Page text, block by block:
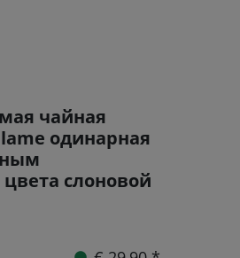
чайная
одинарная
слоновой